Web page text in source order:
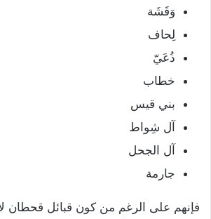
وَقَشَة
لِحاف
ذُعَيّ
خطاب
بني قيس
آل شِواط
آل الجحل
جارمة
فإنهم على الرغم من كون قبائل قحطان